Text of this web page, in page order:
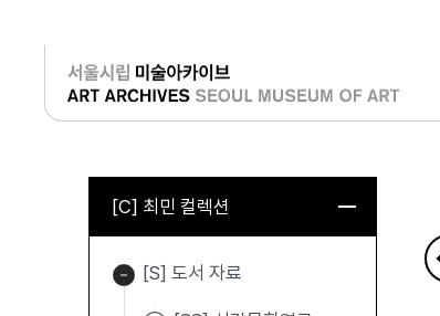
로그인
[C] 최민 컬렉션
[S] 도서 자료